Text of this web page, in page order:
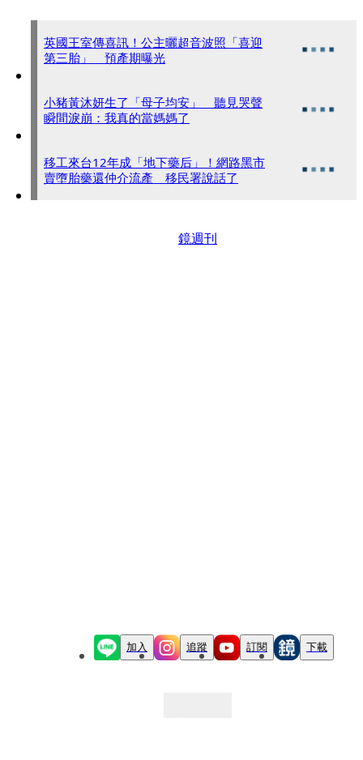
英國王室傳喜訊！公主曬超音波照「喜迎
第三胎」 預產期曝光
小豬黃沐妍生了「母子均安」 聽見哭聲
瞬間淚崩：我真的當媽媽了
移工來台12年成「地下藥后」！網路黑市
賣墮胎藥還仲介流產 移民署說話了
鏡週刊
加入 追蹤 訂閱 下載